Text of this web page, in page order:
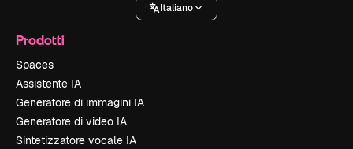
Italiano
Prodotti
Spaces
Assistente IA
Generatore di immagini IA
Generatore di video IA
Sintetizzatore vocale IA